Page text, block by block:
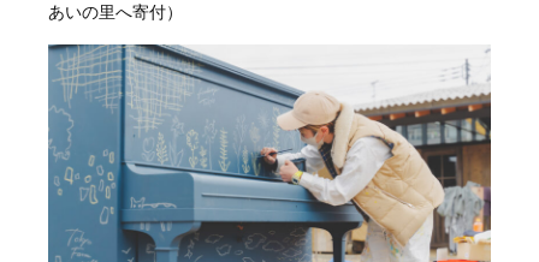
あいの里へ寄付）